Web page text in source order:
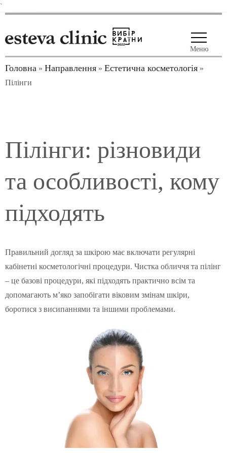
`
Меню
Головна » Направлення » Естетична косметологія »
Пілінги
Пілінги: різновиди
та особливості, кому
підходять
Правильний догляд за шкірою має включати регулярні
кабінетні косметологічні процедури. Чистка обличчя та пілінг
– це базові процедури, які підходять практично всім та
допомагають м’яко запобігати віковим змінам шкіри,
боротися з висипаннями та іншими проблемами.